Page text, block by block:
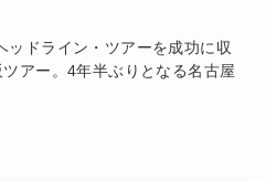
ッドライン・ツアーを成功に収
アー。4年半ぶりとなる名古屋